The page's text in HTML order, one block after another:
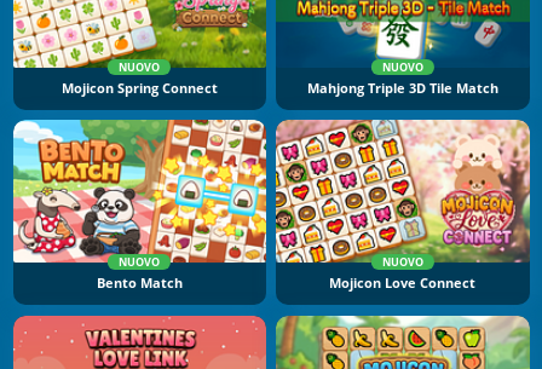
NUOVO
Mojicon Spring Connect
NUOVO
Mahjong Triple 3D Tile Match
NUOVO
Bento Match
NUOVO
Mojicon Love Connect